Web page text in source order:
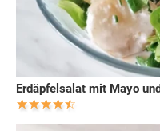
Erdäpfelsalat mit Mayo